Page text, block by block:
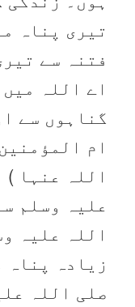
تیری پناہ
فتنہ سے
اے اللہ
گناہوں سے
ام
اللہ عنہا
علیہ وسلم
اللہ علیہ
زیادہ پناہ
صلی اللہ